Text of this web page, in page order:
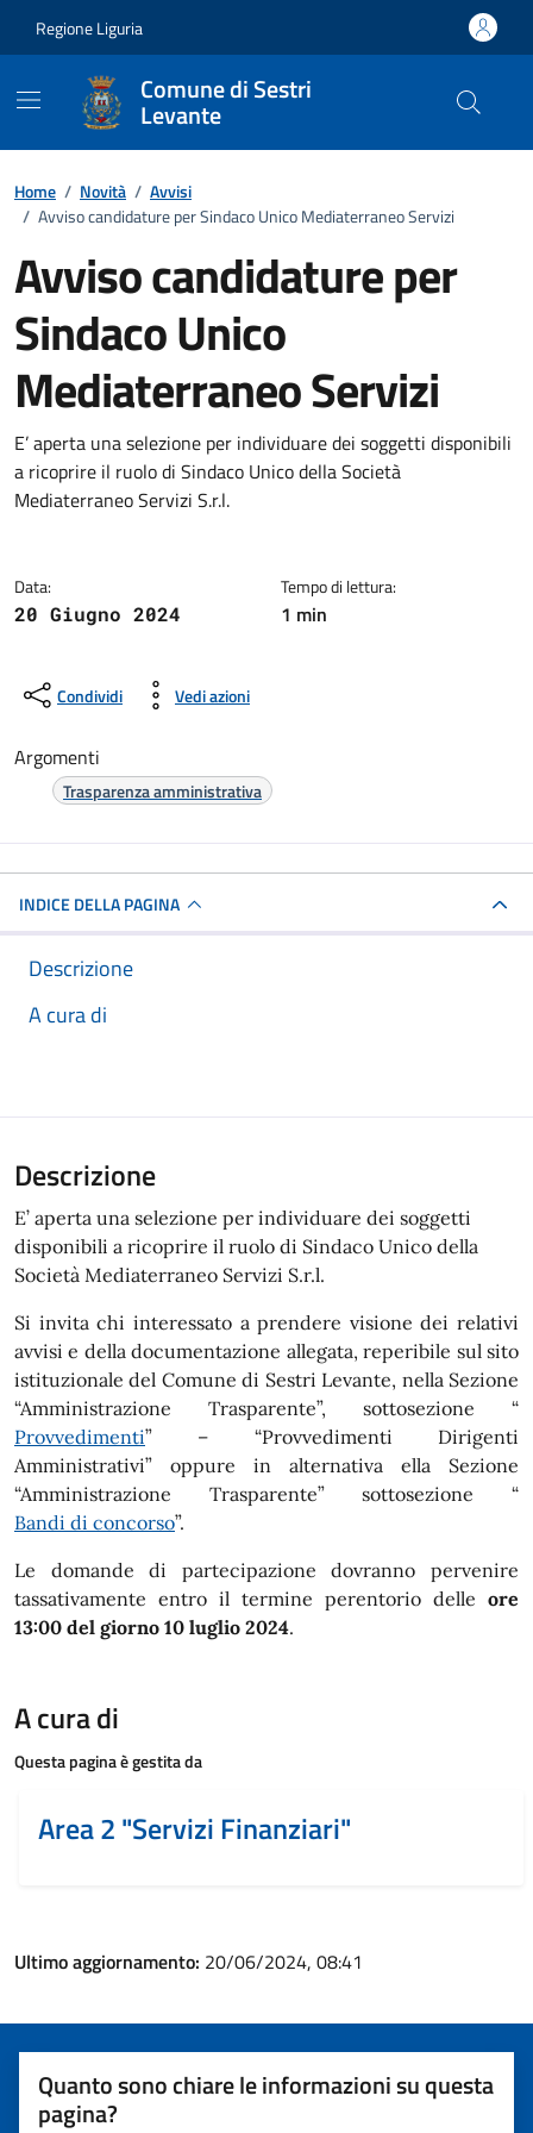
Regione Liguria
Comune di Sestri
Levante
Home / Novità / Avvisi
/ Avviso candidature per Sindaco Unico Mediaterraneo Servizi
Avviso candidature per
Sindaco Unico
Mediaterraneo Servizi
Dettagli della notizia
E’ aperta una selezione per individuare dei soggetti disponibili
a ricoprire il ruolo di Sindaco Unico della Società
Mediaterraneo Servizi S.r.l.
Data:
20 Giugno 2024
Tempo di lettura:
1 min
Condividi Vedi azioni
Argomenti
Trasparenza amministrativa
INDICE DELLA PAGINA
Descrizione
A cura di
Descrizione
E’ aperta una selezione per individuare dei soggetti
disponibili a ricoprire il ruolo di Sindaco Unico della
Società Mediaterraneo Servizi S.r.l.
Si invita chi interessato a prendere visione dei relativi
avvisi e della documentazione allegata, reperibile sul sito
istituzionale del Comune di Sestri Levante, nella Sezione
“Amministrazione Trasparente”, sottosezione “
Provvedimenti” – “Provvedimenti Dirigenti
Amministrativi” oppure in alternativa ella Sezione
“Amministrazione Trasparente” sottosezione “
Bandi di concorso”.
Le domande di partecipazione dovranno pervenire
tassativamente entro il termine perentorio delle ore
13:00 del giorno 10 luglio 2024.
A cura di
Questa pagina è gestita da
Area 2 "Servizi Finanziari"
Ultimo aggiornamento: 20/06/2024, 08:41
Quanto sono chiare le informazioni su questa
pagina?